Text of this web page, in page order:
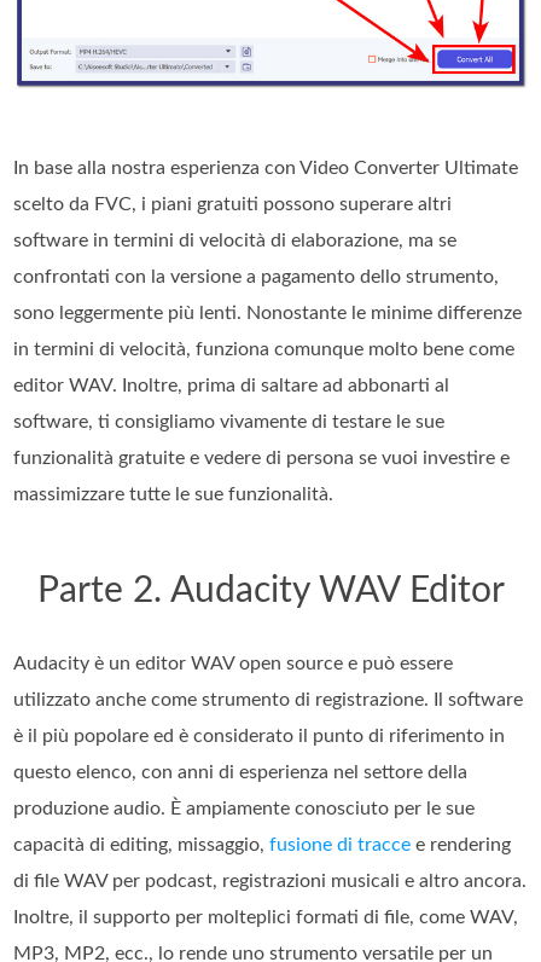
In base alla nostra esperienza con Video Converter Ultimate
scelto da FVC, i piani gratuiti possono superare altri
software in termini di velocità di elaborazione, ma se
confrontati con la versione a pagamento dello strumento,
sono leggermente più lenti. Nonostante le minime differenze
in termini di velocità, funziona comunque molto bene come
editor WAV. Inoltre, prima di saltare ad abbonarti al
software, ti consigliamo vivamente di testare le sue
funzionalità gratuite e vedere di persona se vuoi investire e
massimizzare tutte le sue funzionalità.
Parte 2. Audacity WAV Editor
Audacity è un editor WAV open source e può essere
utilizzato anche come strumento di registrazione. Il software
è il più popolare ed è considerato il punto di riferimento in
questo elenco, con anni di esperienza nel settore della
produzione audio. È ampiamente conosciuto per le sue
capacità di editing, missaggio,fusione di tracce e rendering
di file WAV per podcast, registrazioni musicali e altro ancora.
Inoltre, il supporto per molteplici formati di file, come WAV,
MP3, MP2, ecc., lo rende uno strumento versatile per un